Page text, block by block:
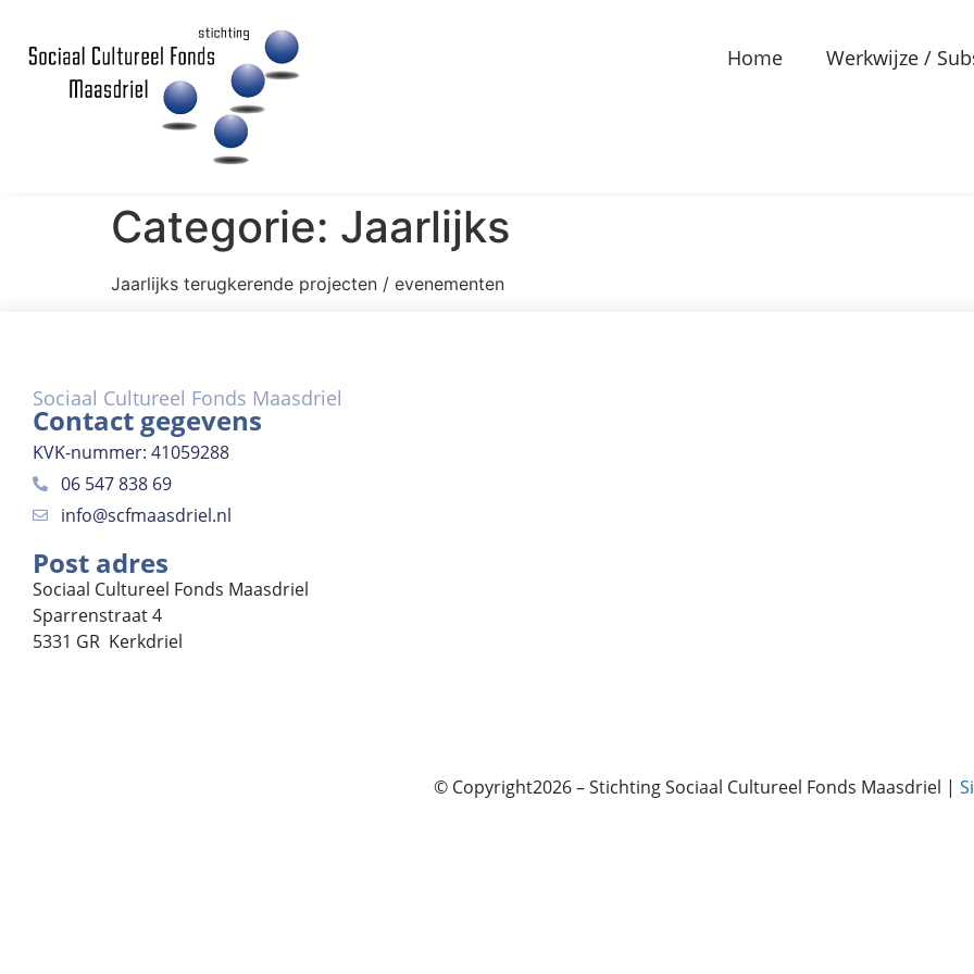
Home Werkwijze /
Categorie: Jaarlijks
Jaarlijks terugkerende projecten / evenementen
Sociaal Cultureel Fonds Maasdriel
Contact gegevens
KVK-nummer: 41059288
06 547 838 69
info@scfmaasdriel.nl
Post adres
Sociaal Cultureel Fonds Maasdriel
Sparrenstraat 4
5331 GR Kerkdriel
© Copyright2026 – Stichting Sociaal Cultureel Fonds Maasdriel |